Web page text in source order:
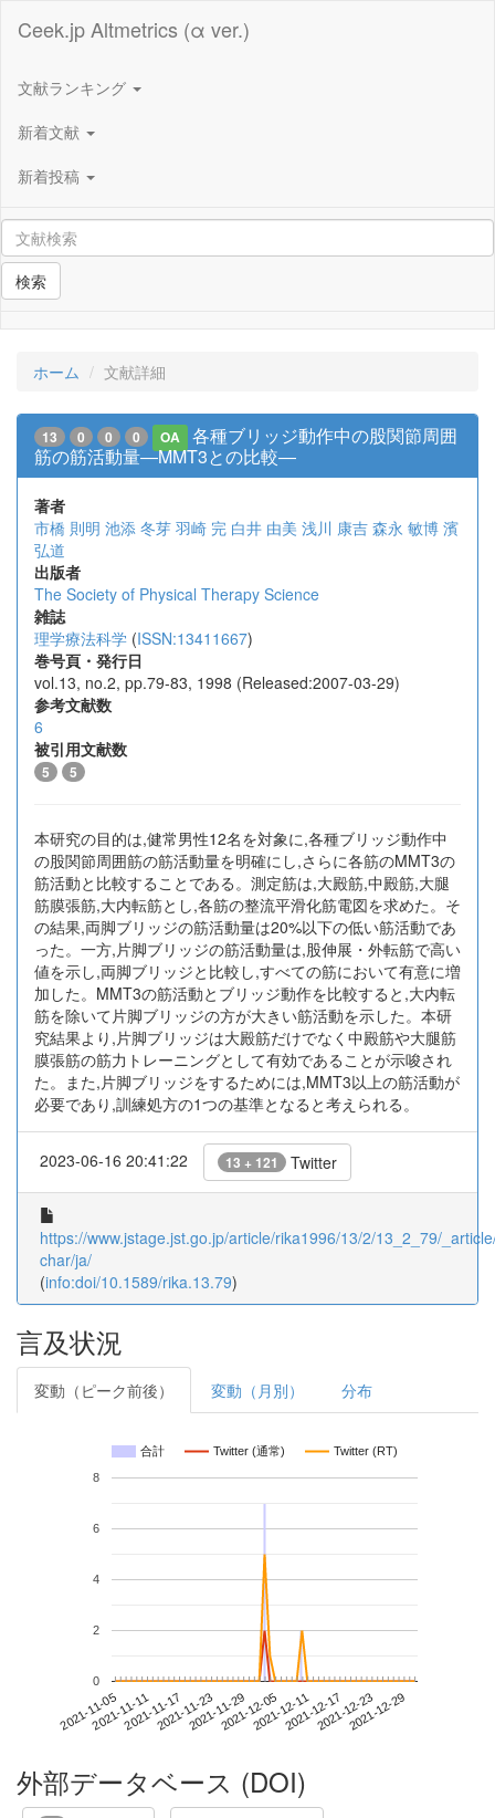
Ceek.jp Altmetrics (α ver.)
文献ランキング
新着文献
新着投稿
検索
ホーム 文献詳細
13 0 0 0 OA
各種ブリッジ動作中の股関節周囲
筋の筋活動量―MMT3との比較―
著者
市橋 則明 池添 冬芽 羽崎 完 白井 由美 浅川 康吉 森永 敏博 濱
弘道
出版者
The Society of Physical Therapy Science
雑誌
理学療法科学 (ISSN:13411667)
巻号頁・発行日
vol.13, no.2, pp.79-83, 1998 (Released:2007-03-29)
参考文献数
6
被引用文献数
5 5
本研究の目的は,健常男性12名を対象に,各種ブリッジ動作中
の股関節周囲筋の筋活動量を明確にし,さらに各筋のMMT3の
筋活動と比較することである。測定筋は,大殿筋,中殿筋,大腿
筋膜張筋,大内転筋とし,各筋の整流平滑化筋電図を求めた。そ
の結果,両脚ブリッジの筋活動量は20%以下の低い筋活動であ
った。一方,片脚ブリッジの筋活動量は,股伸展・外転筋で高い
値を示し,両脚ブリッジと比較し,すべての筋において有意に増
加した。MMT3の筋活動とブリッジ動作を比較すると,大内転
筋を除いて片脚ブリッジの方が大きい筋活動を示した。本研
究結果より,片脚ブリッジは大殿筋だけでなく中殿筋や大腿筋
膜張筋の筋力トレーニングとして有効であることが示唆され
た。また,片脚ブリッジをするためには,MMT3以上の筋活動が
必要であり,訓練処方の1つの基準となると考えられる。
2023-06-16 20:41:22 13 + 121 Twitter
https://www.jstage.jst.go.jp/article/rika1996/13/2/13_2_79/
char/ja/
(info:doi/10.1589/rika.13.79)
言及状況
変動（ピーク前後） 変動（月別） 分布
合計 Twitter (通常) Twitter (RT)
2021-11-052021-11-112021-11-172021-11-232021-11-292021-12-052021-12-112021-12-172021-12-232021-12-29
0
2
4
6
8
外部データベース (DOI)